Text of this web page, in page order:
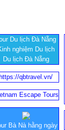
Du lịch Đà Nẵng
nghiệm Du lịch
Du lịch Đà Nẵng
https://qbtravel.vn/
Escape Tours
Bà Nà hằng ngày